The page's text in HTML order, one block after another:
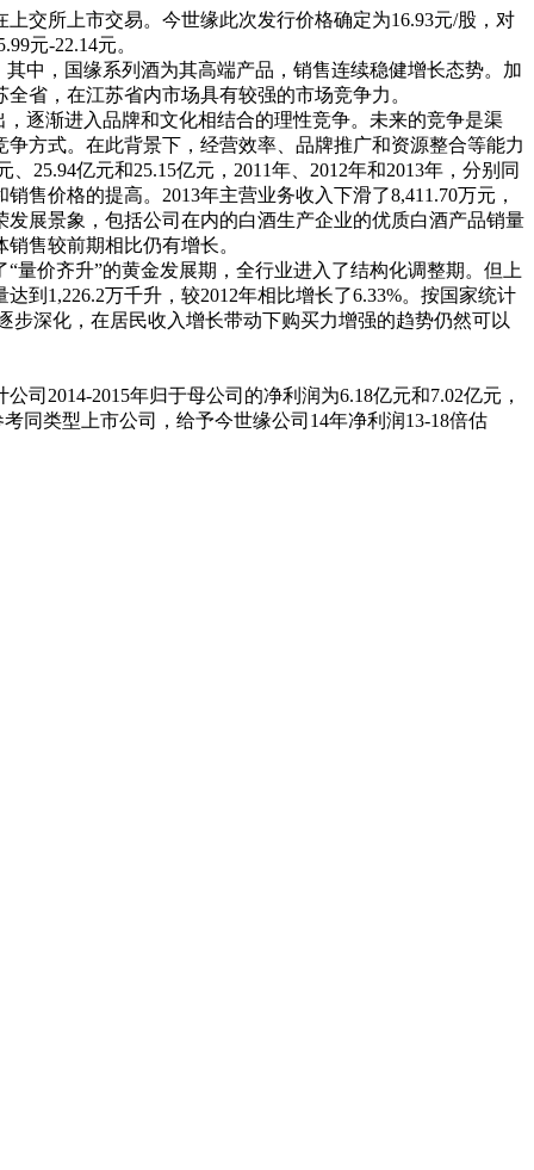
交所上市交易。今世缘此次发行价格确定为16.93元/股，对
元-22.14元。
中，国缘系列酒为其高端产品，销售连续稳健增长态势。加
省，在江苏省内市场具有较强的市场竞争力。
逐渐进入品牌和文化相结合的理性竞争。未来的竞争是渠
方式。在此背景下，经营效率、品牌推广和资源整合等能力
25.94亿元和25.15亿元，2011年、2012年和2013年，分别同
售价格的提高。2013年主营业务收入下滑了8,411.70万元，
展景象，包括公司在内的白酒生产企业的优质白酒产品销量
售较前期相比仍有增长。
量价齐升”的黄金发展期，全行业进入了结构化调整期。但上
到1,226.2万千升，较2012年相比增长了6.33%。按国家统计
步深化，在居民收入增长带动下购买力增强的趋势仍然可以
司2014-2015年归于母公司的净利润为6.18亿元和7.02亿元，
同类型上市公司，给予今世缘公司14年净利润13-18倍估